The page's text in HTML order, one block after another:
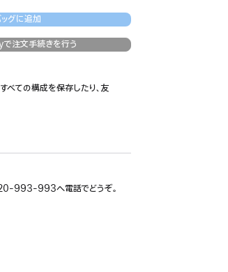
グに追加
注文手続きを行う
べての構成を保存したり、友
993-993へ電話でどうぞ。